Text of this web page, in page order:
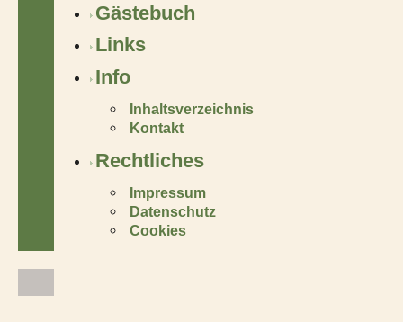
Gästebuch
Links
Info
Inhaltsverzeichnis
Kontakt
Rechtliches
Impressum
Datenschutz
Cookies